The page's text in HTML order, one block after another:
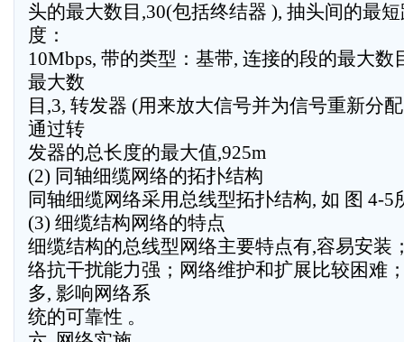
头的最大数目,30(包括终结器 ), 抽头间的最
度：
10Mbps, 带的类型：基带, 连接的段的最大数
最大数
目,3, 转发器 (用来放大信号并为信号重新分
通过转
发器的总长度的最大值,925m
(2) 同轴细缆网络的拓扑结构
同轴细缆网络采用总线型拓扑结构, 如 图 4-5
(3) 细缆结构网络的特点
细缆结构的总线型网络主要特点有,容易安装
络抗干扰能力强；网络维护和扩展比较困难
多, 影响网络系
统的可靠性 。